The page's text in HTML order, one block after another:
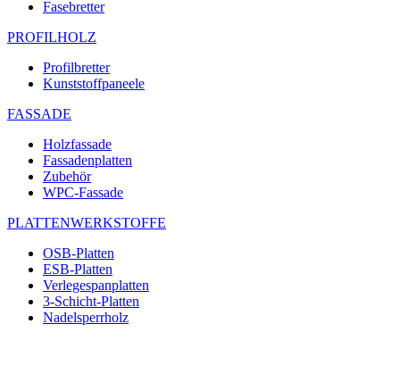
Fasebretter
PROFILHOLZ
Profilbretter
Kunststoffpaneele
FASSADE
Holzfassade
Fassadenplatten
Zubehör
WPC-Fassade
PLATTENWERKSTOFFE
OSB-Platten
ESB-Platten
Verlegespanplatten
3-Schicht-Platten
Nadelsperrholz